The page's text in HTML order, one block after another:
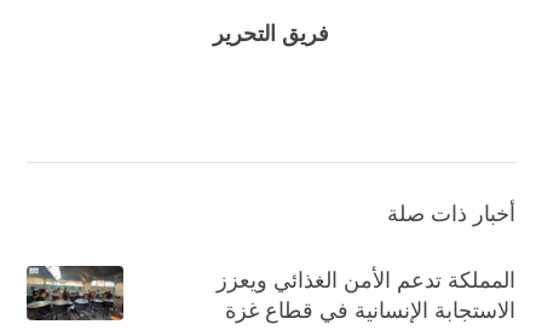
فريق التحرير
أخبار ذات صلة
المملكة تدعم الأمن الغذائي ويعزز
الاستجابة الإنسانية في قطاع غزة